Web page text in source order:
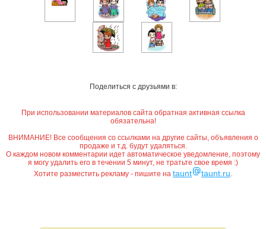
Поделиться с друзьями в:
При использовании материалов сайта обратная активная ссылка
обязательна!
ВНИМАНИЕ! Все сообщения со ссылками на другие сайты, объявления о
продаже и т.д. будут удаляться.
О каждом новом комментарии идет автоматическое уведомление, поэтому
я могу удалить его в течении 5 минут, не тратьте свое время :)
Хотите разместить рекламу - пишите на taunt taunt.ru.